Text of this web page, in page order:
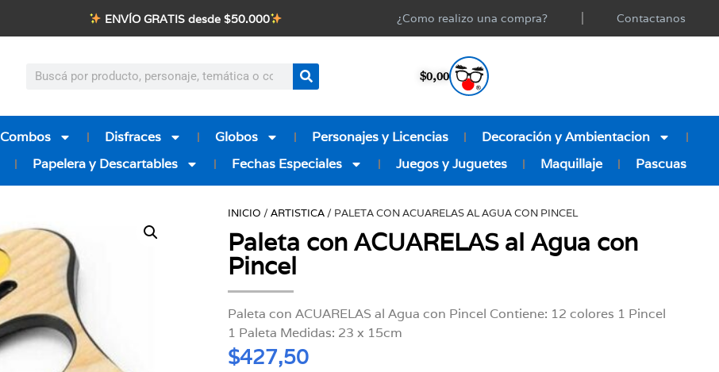
ENVÍO GRATIS desde $50.000 ¿Como realizo una compra? Contactanos
$0,00
Combos Disfraces Globos Personajes y Licencias
Decoración y Ambientacion
Papelera y Descartables Fechas Especiales Juegos y Juguetes Maquillaje Pascuas
INICIO /ARTISTICA/ PALETA CON ACUARELAS AL AGUA CON PINCEL
Paleta con ACUARELAS al Agua con
Pincel
Paleta con ACUARELAS al Agua con Pincel Contiene: 12 colores 1 Pincel
1 Paleta Medidas: 23 x 15cm
$427,50